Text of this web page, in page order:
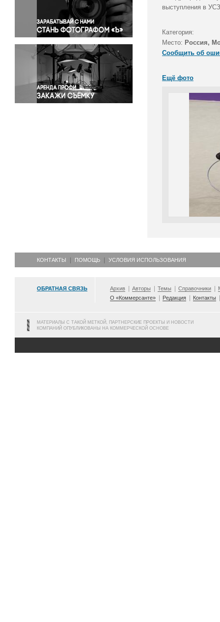
Правосудие
Происшествия и конфликты
Религия
Светская жизнь
Спорт
Экология
Экономика и бизнес
выступления в
Категория:
Место: Россия,
Сообщить об
Ещё фото
КОНТАКТЫ ПОМОЩЬ УСЛОВИЯ ИСПОЛЬЗОВАНИЯ
ОБРАТНАЯ СВЯЗЬ Архив Авторы Темы Справочники
О «Коммерсанте»
Редакция Контакты
МАТЕРИАЛЫ С ТАКОЙ МЕТКОЙ, ПАРТНЕРСКИЕ ПРОЕКТЫ И НОВОСТИ
КОМПАНИЙ ОПУБЛИКОВАНЫ НА КОММЕРЧЕСКОЙ ОСНОВЕ